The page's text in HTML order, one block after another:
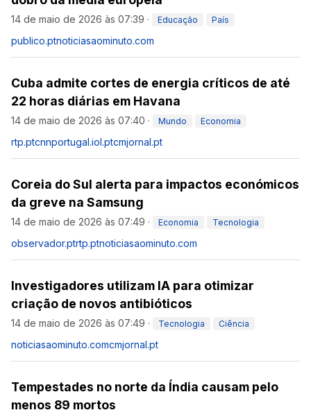
14 de maio de 2026 às 07:39 · Educação País
publico.ptnoticiasaominuto.com
Cuba admite cortes de energia críticos de até
22 horas diárias em Havana
14 de maio de 2026 às 07:40 · Mundo Economia
rtp.ptcnnportugal.iol.ptcmjornal.pt
Coreia do Sul alerta para impactos económicos
da greve na Samsung
14 de maio de 2026 às 07:49 · Economia Tecnologia
observador.ptrtp.ptnoticiasaominuto.com
Investigadores utilizam IA para otimizar
criação de novos antibióticos
14 de maio de 2026 às 07:49 · Tecnologia Ciência
noticiasaominuto.comcmjornal.pt
Tempestades no norte da Índia causam pelo
menos 89 mortos